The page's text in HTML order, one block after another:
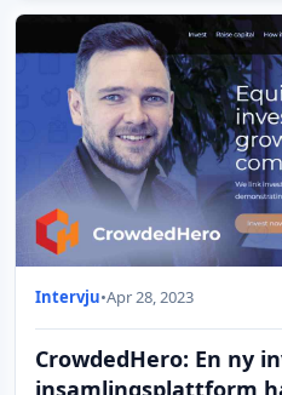
Intervju•Apr 28, 2023
CrowdedHero: En ny
insamlingsplattform